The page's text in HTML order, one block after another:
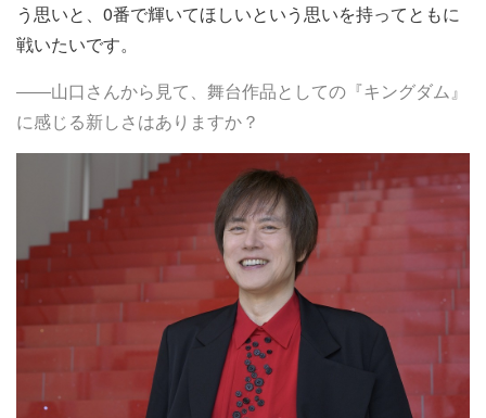
う思いと、0番で輝いてほしいという思いを持ってともに
戦いたいです。
――山口さんから見て、舞台作品としての『キングダム』
に感じる新しさはありますか？